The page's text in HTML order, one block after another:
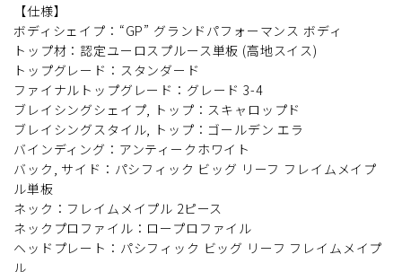
【仕様】
ボディシェイプ：“GP” グランドパフォーマンス ボディ
トップ材：認定ユーロスプルース単板 (高地スイス)
トップグレード：スタンダード
ファイナルトップグレード：グレード 3-4
ブレイシングシェイプ, トップ：スキャロップド
ブレイシングスタイル, トップ：ゴールデン エラ
バインディング：アンティークホワイト
バック, サイド：パシフィック ビッグ リーフ フレイムメイプ
ル単板
ネック：フレイムメイプル 2ピース
ネックプロファイル：ロープロファイル
ヘッドプレート：パシフィック ビッグ リーフ フレイムメイプ
ル